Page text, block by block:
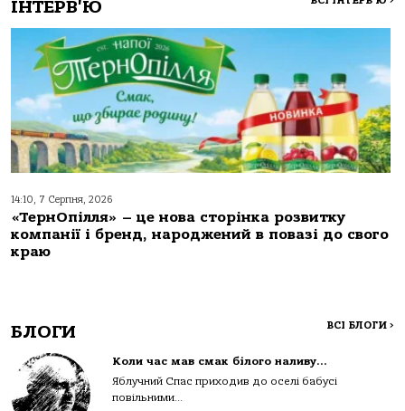
ІНТЕРВ'Ю
14:10, 7 Серпня, 2026
«ТернОпілля» – це нова сторінка розвитку
компанії і бренд, народжений в повазі до свого
краю
БЛОГИ ВСІ БЛОГИ >
Коли час мав смак білого наливу…
Яблучний Спас приходив до оселі бабусі
повільними...